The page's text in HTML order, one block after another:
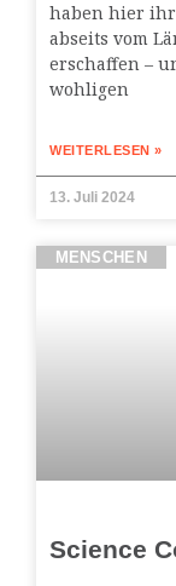
haben hier
abseits vom
erschaffen –
wohligen
WEITERLESEN »
13. Juli 2024
MENSCHEN
Science